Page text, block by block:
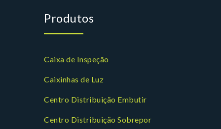
Produtos
Caixa de Inspeção
Caixinhas de Luz
Centro Distribuição Embutir
Centro Distribuição Sobrepor